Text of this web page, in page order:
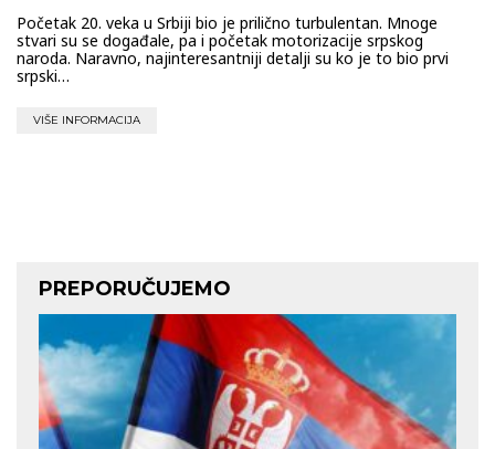
Početak 20. veka u Srbiji bio je prilično turbulentan. Mnoge
stvari su se događale, pa i početak motorizacije srpskog
naroda. Naravno, najinteresantniji detalji su ko je to bio prvi
srpski…
VIŠE INFORMACIJA
PREPORUČUJEMO